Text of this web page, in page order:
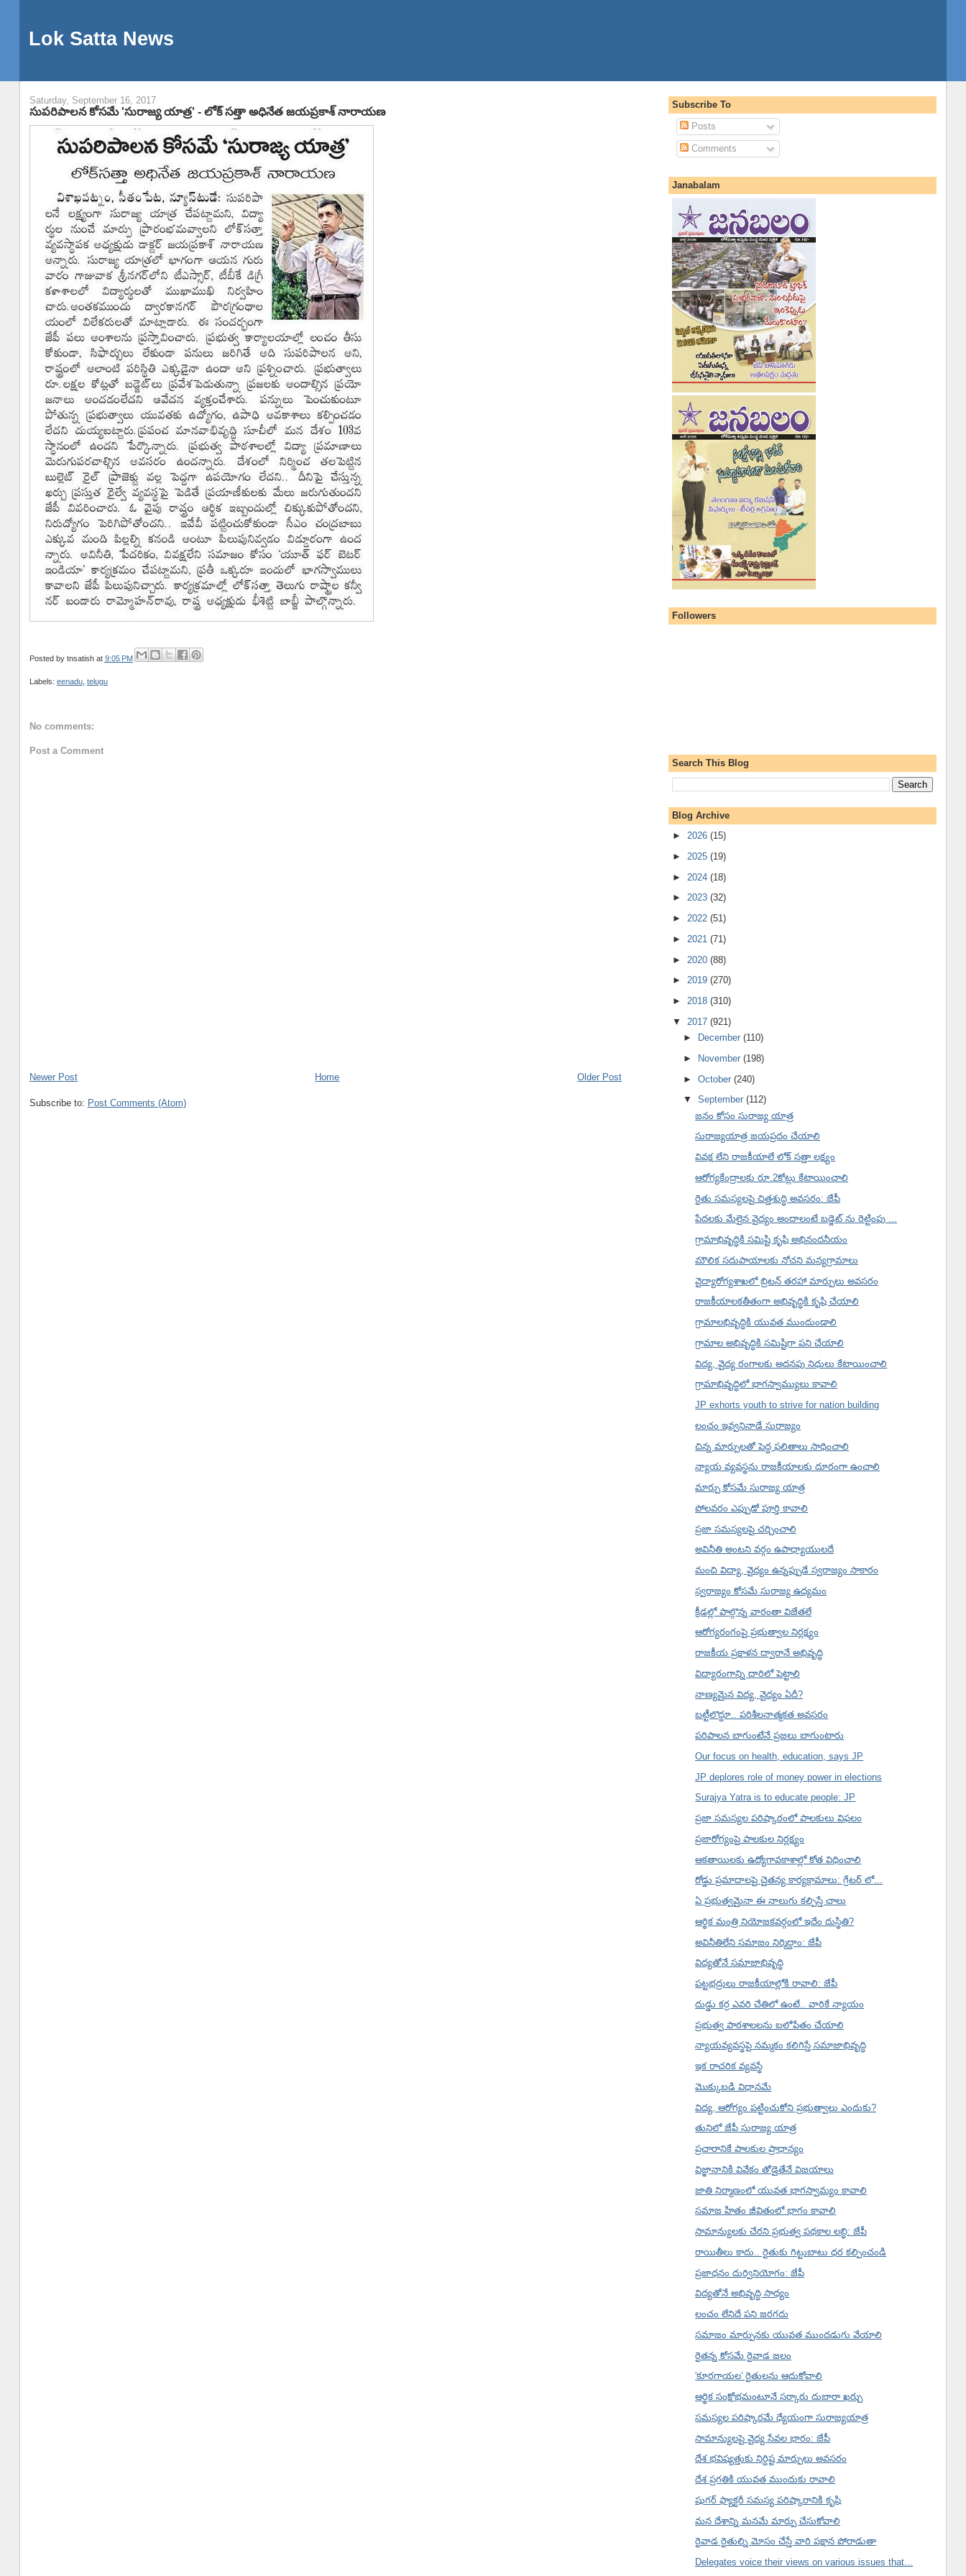
Lok Satta News
Saturday, September 16, 2017
సుపరిపాలన కోసమే 'సురాజ్య యాత్ర' - లోక్ సత్తా అధినేత జయప్రకాశ్ నారాయణ
Posted by tnsatish at 9:05 PM
Labels: eenadu, telugu
No comments:
Post a Comment
Newer Post Older Post
Home
Subscribe to: Post Comments (Atom)
Subscribe To
Posts
Comments
Janabalam
Followers
Search This Blog
Blog Archive
► 2026 (15)
► 2025 (19)
► 2024 (18)
► 2023 (32)
► 2022 (51)
► 2021 (71)
► 2020 (88)
► 2019 (270)
► 2018 (310)
▼ 2017 (921)
►
December(110)
►
November(198)
►October(240)
▼September(112)
జనం కోసం సురాజ్య యాత్ర
సురాజ్యయాత్ర జయప్రదం చేయాలి
వివక్ష లేని రాజకీయాలే లోక్ సత్తా లక్ష్యం
ఆరోగ్యకేంద్రాలకు రూ.2కోట్లు కేటాయించాలి
రైతు సమస్యలపై చిత్తశుద్ధి అవసరం: జేపీ
పేదలకు మేలైన వైద్యం అందాలంటే బడ్జెట్ ను రెట్టింపు ...
గ్రామాభివృద్ధికి సమిష్టి కృషి అభినందనీయం
మౌలిక సదుపాయాలకు నోచని మన్యగ్రామాలు
వైద్యారోగ్యశాఖలో బ్రిటన్ తరహా మార్పులు అవసరం
రాజకీయాలకతీతంగా అభివృద్ధికి కృషి చేయాలి
గ్రామాలభివృద్ధికి యువత ముందుండాలి
గ్రామాల అభివృద్ధికి సమిష్టిగా పని చేయాలి
విద్య, వైద్య రంగాలకు అదనపు నిధులు కేటాయించాలి
గ్రామాభివృద్ధిలో భాగస్వామ్యులు కావాలి
JP exhorts youth to strive for nation building
లంచం ఇవ్వనినాడే సురాజ్యం
చిన్న మార్పులతో పెద్ద ఫలితాలు సాధించాలి
న్యాయ వ్యవస్థను రాజకీయాలకు దూరంగా ఉంచాలి
మార్పు కోసమే సురాజ్య యాత్ర
పోలవరం ఎప్పుడో పూర్తి కావాలి
ప్రజా సమస్యలపై చర్చించాలి
అవినీతి అంటని వర్గం ఉపాధ్యాయులదే
మంచి విద్యా, వైద్యం ఉన్నప్పుడే స్వరాజ్యం సాకారం
స్వరాజ్యం కోసమే సురాజ్య ఉద్యమం
క్రీడల్లో పాల్గొన్న వారంతా విజేతలే
ఆరోగ్యరంగంపై ప్రభుత్వాల నిర్లక్ష్యం
రాజకీయ ప్రక్షాళన ద్వారానే అభివృద్ధి
విద్యారంగాన్ని దారిలో పెట్టాలి
నాణ్యమైన విద్య, వైద్యం ఏదీ?
బట్టీలొద్దూ.. పరిశీలనాత్మకత అవసరం
పరిపాలన బాగుంటేనే ప్రజలు బాగుంటారు
Our focus on health, education, says JP
JP deplores role of money power in elections
Surajya Yatra is to educate people: JP
ప్రజా సమస్యల పరిష్కారంలో పాలకులు విఫలం
ప్రజారోగ్యంపై పాలకుల నిర్లక్ష్యం
ఆకతాయిలకు ఉద్యోగావకాశాల్లో కోత విధించాలి
రోడ్డు ప్రమాదాలపై చైతన్య కార్యక్రామాలు: గ్రేటర్ లో...
ఏ ప్రభుత్వమైనా ఈ నాలుగు కల్పిస్తే చాలు
ఆర్థిక మంత్రి నియోజకవర్గంలో ఇదేం దుస్థితి?
అవినీతిలేని సమాజం నిర్మిద్దాం: జేపీ
విద్యతోనే సమాజాభివృద్ధి
పట్టభద్రులు రాజకీయాల్లోకి రావాలి: జేపీ
దుడ్డు కర్ర ఎవరి చేతిలో ఉంటే.. వారికే న్యాయం
ప్రభుత్వ పాఠశాలలను బలోపేతం చేయాలి
న్యాయవ్యవస్థపై నమ్మకం కలిగిస్తే సమాజాభివృద్ధి
ఇక రాచరిక వ్యవస్థే
మొక్కుబడి విధానమే
విద్య, ఆరోగ్యం పట్టించుకోని ప్రభుత్వాలు ఎందుకు?
తునిలో జేపీ సురాజ్య యాత్ర
ప్రచారానికే పాలకుల ప్రాధాన్యం
విజ్ఞానానికి వివేకం తోడైతేనే విజయాలు
జాతి నిర్మాణంలో యువత భాగస్వామ్యం కావాలి
సమాజ హితం జీవితంలో భాగం కావాలి
సామాన్యులకు చేరని ప్రభుత్వ పథకాల లబ్ధి: జేపీ
రాయితీలు కాదు.. రైతుకు గిట్టుబాటు ధర కల్పించండి
ప్రజాధనం దుర్వినియోగం: జేపీ
విద్యతోనే అభివృద్ధి సాధ్యం
లంచం లేనిదే పని జరగదు
సమాజం మార్పునకు యువత ముందడుగు వేయాలి
రైతన్న కోసమే రైవాడ జలం
'కూరగాయల' రైతులను ఆదుకోవాలి
ఆర్థిక సంక్షోభమంటూనే సర్కారు దుబారా ఖర్చు
సమస్యల పరిష్కారమే ధ్యేయంగా సురాజ్యయాత్ర
సామాన్యులపై వైద్య సేవల భారం: జేపీ
దేశ భవిష్యత్తుకు నిర్దిష్ట మార్పులు అవసరం
దేశ ప్రగతికి యువత ముందుకు రావాలి
షుగర్ ఫ్యాక్టరీ సమస్య పరిష్కారానికి కృషి
మన దేశాన్ని మనమే మార్పు చేసుకోవాలి
రైవాడ రైతుల్ని మోసం చేస్తే వారి పక్షాన పోరాడుతా
Delegates voice their views on various issues that...